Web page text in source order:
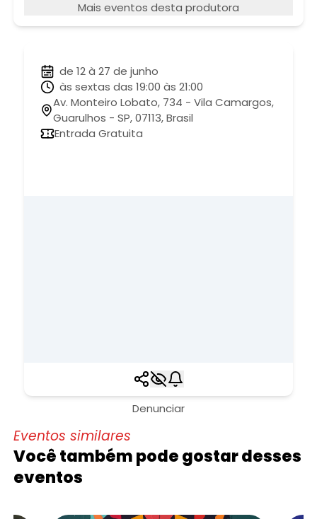
Mais eventos desta produtora
de 12 à 27 de junho
às sextas das 19:00 às 21:00
Av. Monteiro Lobato, 734 - Vila Camargos,
Guarulhos - SP, 07113, Brasil
Entrada Gratuita
Denunciar
Eventos similares
Você também pode gostar desses
eventos